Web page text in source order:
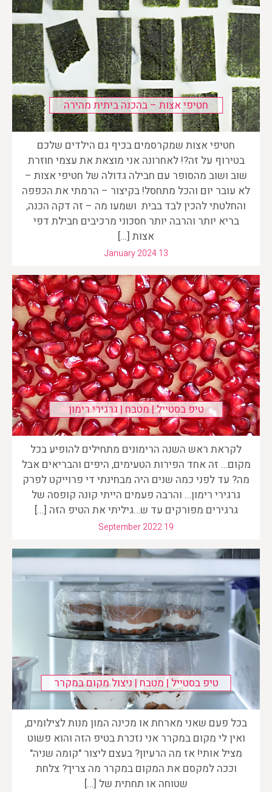
חטיפי אצות – בהכנה ביתית מהירה
חטיפי אצות שמקרסמים בכיף גם הילדים שלכם
בטירוף על זה?! לאחרונה אני מוצאת את עצמי חוזרת
שוב ושוב מהסופר עם חבילה גדולה של חטיפי אצות –
לא עובר יום והכל מתחסל! בקיצור – הרמתי את הכפפה
והחלטתי להכין לבד בבית ושמעו מה – זה דקה הכנה,
בריא יותר והרבה יותר חסכוני מרכיבים חבילת דפי
אצות […]
January 2024 13
טיפ בסטייל | מטבח | גרגירי רימון
לקראת ראש השנה הרימונים מתחילים להופיע בכל
מקום… זה אחד הפירות הטעימים, היפים והבריאים אבל
מה? עד לפני כמה שנים היה מבחינתי די פרוייקט לפרק
גרגירי רימון… והרבה פעמים הייתי קונה קופסה של
גרגירים מפורקים עד ש…גיליתי את הטיפ הזה […]
September 2022 19
טיפ בסטייל | מטבח | ניצול מקום במקרר
בכל פעם שאני מארחת או מכינה המון מנות לצילומים,
ואין לי מקום במקרר אני נזכרת בטיפ הזה והוא פשוט
מציל אותי! אז מה הרעיון? בעצם ליצור "קומה שניה"
וככה למקסם את המקום במקרר מה צריך? צלחת
שטוחה או תחתית של […]